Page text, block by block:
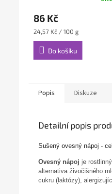
86 Kč
Měrná
cena:
24,57 Kč / 100 g
Do košíku
Popis Diskuze
Detailní popis
Sušený ovesný nápoj -
Ovesný nápoj je
alternativa živočišného
cukru (laktózy),